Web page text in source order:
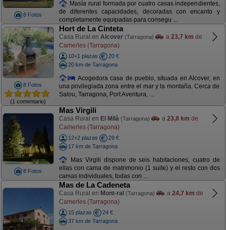
8 Fotos
Masía rural formada por cuatro casas independientes,
de diferentes capacidades, decoradas con encanto y
completamente equipadas para consegu ...
8 Fotos
(1 comentario)
Hort de La Cinteta
Casa Rural en Alcover (Tarragona) a 23,7 km de
Camerles (Tarragona)
10+1 plazas
20 €
20 km de Tarragona
Acogedora casa de pueblo, situada en Alcover, en
una privilegiada zona entre el mar y la montaña. Cerca de
Salou, Tarragona, Port Aventura, ...
8 Fotos
Mas Virgili
Casa Rural en El Milà (Tarragona) a 23,8 km de
Camerles (Tarragona)
12+2 plazas
29 €
17 km de Tarragona
Mas Virgili dispone de seis habitaciones, cuatro de
ellas con cama de matrimonio (1 suite) y el resto con dos
camas individuales, todas con ...
Mas de La Cadeneta
Casa Rural en Mont-ral (Tarragona) a 24,7 km de
Camerles (Tarragona)
15 plazas
24 €
37 km de Tarragona